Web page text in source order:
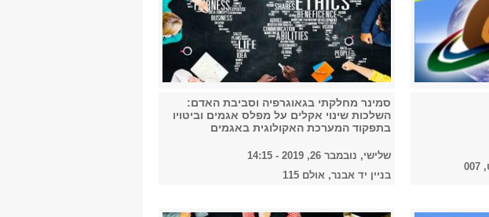
2026
הכל
סמינר מחלקתי בגאוגרפיה וסביבת האדם:
השלכות שינוי אקלים על מפלס אגמים וביטויו
בתפקוד המערכת האקולוגית באגמים
שלישי, נובמבר 26, 2019 - 14:15
בניין יד אבנר, אולם 115